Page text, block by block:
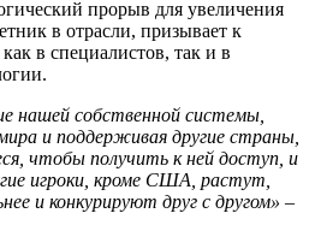
прорыв для увеличения
в отрасли, призывает к
в специалистов, так и в
нашей собственной системы,
и поддерживая другие страны,
чтобы получить к ней доступ, и
игроки, кроме США, растут,
и конкурируют друг с другом» –